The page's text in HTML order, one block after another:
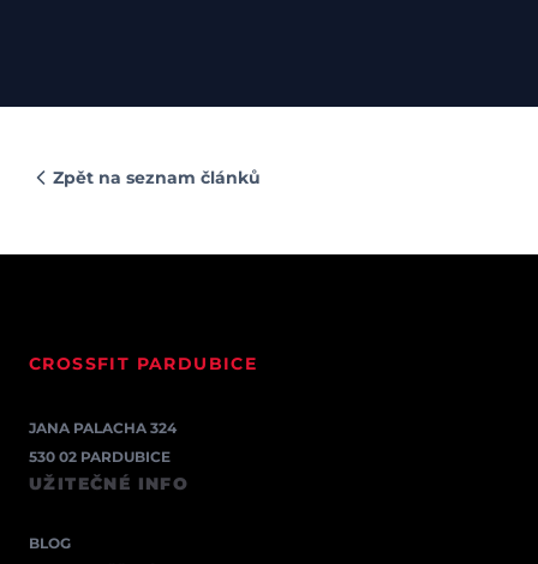
Zpět na seznam článků
CROSSFIT PARDUBICE
JANA PALACHA 324
530 02 PARDUBICE
UŽITEČNÉ INFO
BLOG